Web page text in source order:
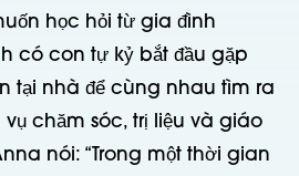
học hỏi từ gia đình
có con tự kỷ bắt đầu gặp
tại nhà để cùng nhau tìm ra
chăm sóc, trị liệu và giáo
nói: “Trong một thời gian